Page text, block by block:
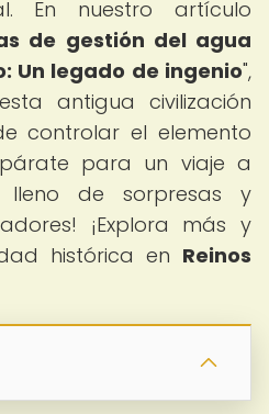
En nuestro artículo
de gestión del agua
Un legado de ingenio",
antigua civilización
controlar el elemento
para un viaje a
de sorpresas y
¡Explora más y
histórica en Reinos